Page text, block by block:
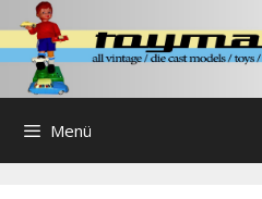
Zum
Inhalt
springen
Menü